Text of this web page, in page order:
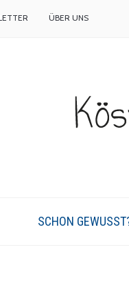
ÜBER UNS
SCHON